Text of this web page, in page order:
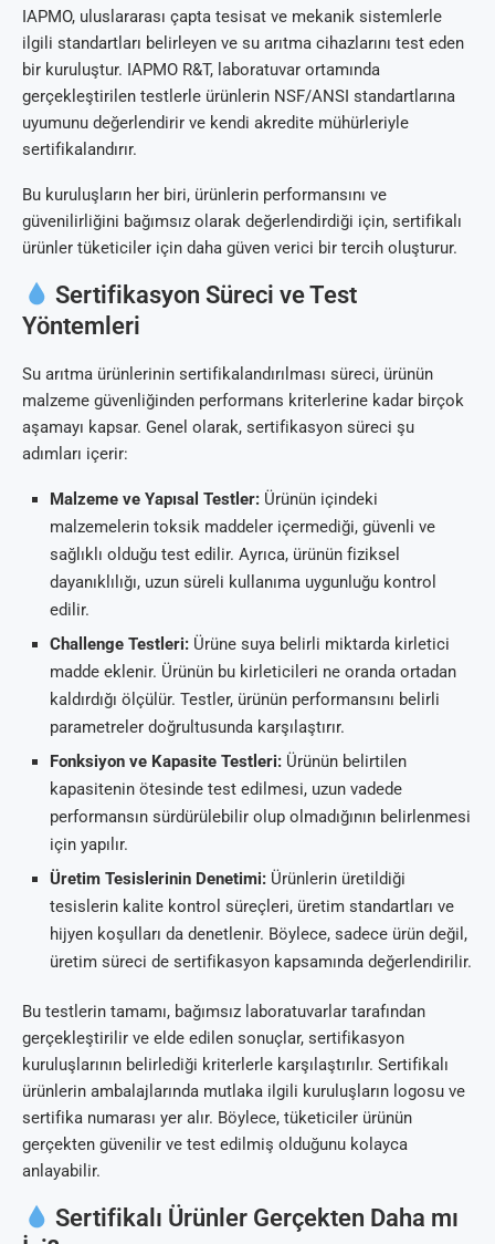
IAPMO, uluslararası çapta tesisat ve mekanik sistemlerle
ilgili standartları belirleyen ve su arıtma cihazlarını test eden
bir kuruluştur. IAPMO R&T, laboratuvar ortamında
gerçekleştirilen testlerle ürünlerin NSF/ANSI standartlarına
uyumunu değerlendirir ve kendi akredite mühürleriyle
sertifikalandırır.
Bu kuruluşların her biri, ürünlerin performansını ve
güvenilirliğini bağımsız olarak değerlendirdiği için, sertifikalı
ürünler tüketiciler için daha güven verici bir tercih oluşturur.
Sertifikasyon Süreci ve Test
Yöntemleri
Su arıtma ürünlerinin sertifikalandırılması süreci, ürünün
malzeme güvenliğinden performans kriterlerine kadar birçok
aşamayı kapsar. Genel olarak, sertifikasyon süreci şu
adımları içerir:
Malzeme ve Yapısal Testler: Ürünün içindeki
malzemelerin toksik maddeler içermediği, güvenli ve
sağlıklı olduğu test edilir. Ayrıca, ürünün fiziksel
dayanıklılığı, uzun süreli kullanıma uygunluğu kontrol
edilir.
Challenge Testleri: Ürüne suya belirli miktarda kirletici
madde eklenir. Ürünün bu kirleticileri ne oranda ortadan
kaldırdığı ölçülür. Testler, ürünün performansını belirli
parametreler doğrultusunda karşılaştırır.
Fonksiyon ve Kapasite Testleri: Ürünün belirtilen
kapasitenin ötesinde test edilmesi, uzun vadede
performansın sürdürülebilir olup olmadığının belirlenmesi
için yapılır.
Üretim Tesislerinin Denetimi: Ürünlerin üretildiği
tesislerin kalite kontrol süreçleri, üretim standartları ve
hijyen koşulları da denetlenir. Böylece, sadece ürün değil,
üretim süreci de sertifikasyon kapsamında değerlendirilir.
Bu testlerin tamamı, bağımsız laboratuvarlar tarafından
gerçekleştirilir ve elde edilen sonuçlar, sertifikasyon
kuruluşlarının belirlediği kriterlerle karşılaştırılır. Sertifikalı
ürünlerin ambalajlarında mutlaka ilgili kuruluşların logosu ve
sertifika numarası yer alır. Böylece, tüketiciler ürünün
gerçekten güvenilir ve test edilmiş olduğunu kolayca
anlayabilir.
Sertifikalı Ürünler Gerçekten Daha mı